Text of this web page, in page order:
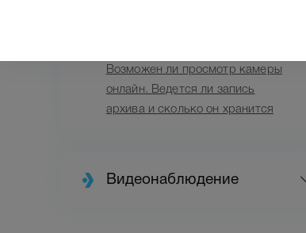
Возможен ли просмотр камеры
онлайн. Ведется ли запись
архива и сколько он хранится
Видеонаблюдение